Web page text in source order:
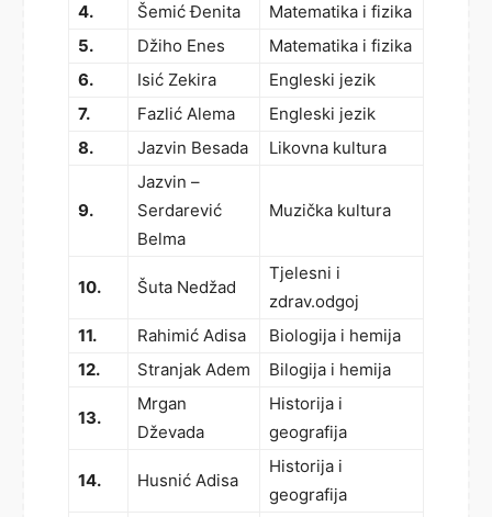
4. Šemić Đenita
Matematika i fizika
5.
Džiho Enes
Matematika i fizika
6.
Isić Zekira
Engleski jezik
7.
Fazlić Alema
Engleski jezik
8.
Jazvin Besada Likovna kultura
9.
Jazvin –
Serdarević
Belma
Muzička kultura
10. Šuta Nedžad
Tjelesni i
zdrav.odgoj
11.
Rahimić Adisa
Biologija i hemija
12.
Stranjak Adem Bilogija i hemija
13.
Mrgan
Dževada
Historija i
geografija
14. Husnić Adisa
Historija i
geografija